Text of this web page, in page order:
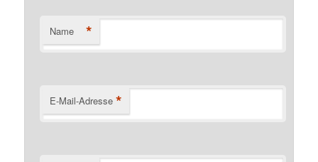
Name *
E-Mail-Adresse *